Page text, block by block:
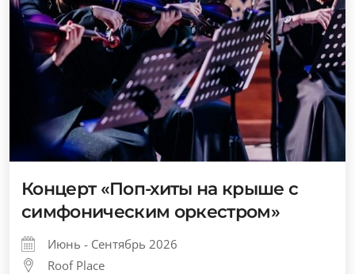
Концерт «Поп-хиты на крыше с
симфоническим оркестром»
Июнь - Сентябрь 2026
Roof Place